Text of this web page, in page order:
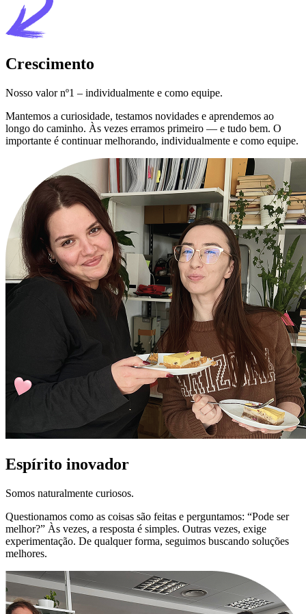
Crescimento
Nosso valor nº1 – individualmente e como equipe.
Mantemos a curiosidade, testamos novidades e aprendemos ao
longo do caminho. Às vezes erramos primeiro — e tudo bem. O
importante é continuar melhorando, individualmente e como equipe.
Espírito inovador
Somos naturalmente curiosos.
Questionamos como as coisas são feitas e perguntamos: “Pode ser
melhor?” Às vezes, a resposta é simples. Outras vezes, exige
experimentação. De qualquer forma, seguimos buscando soluções
melhores.